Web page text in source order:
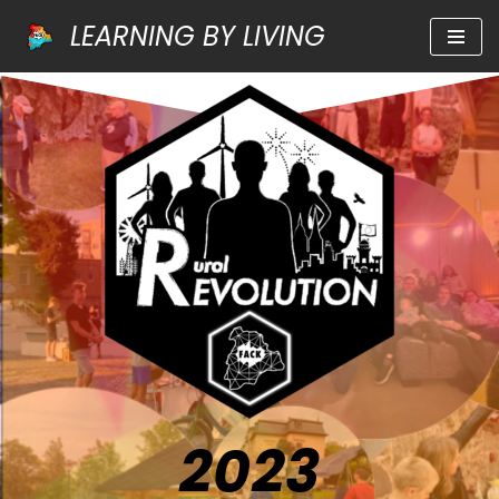
Inhalt
springen
LEARNING BY LIVING
2023